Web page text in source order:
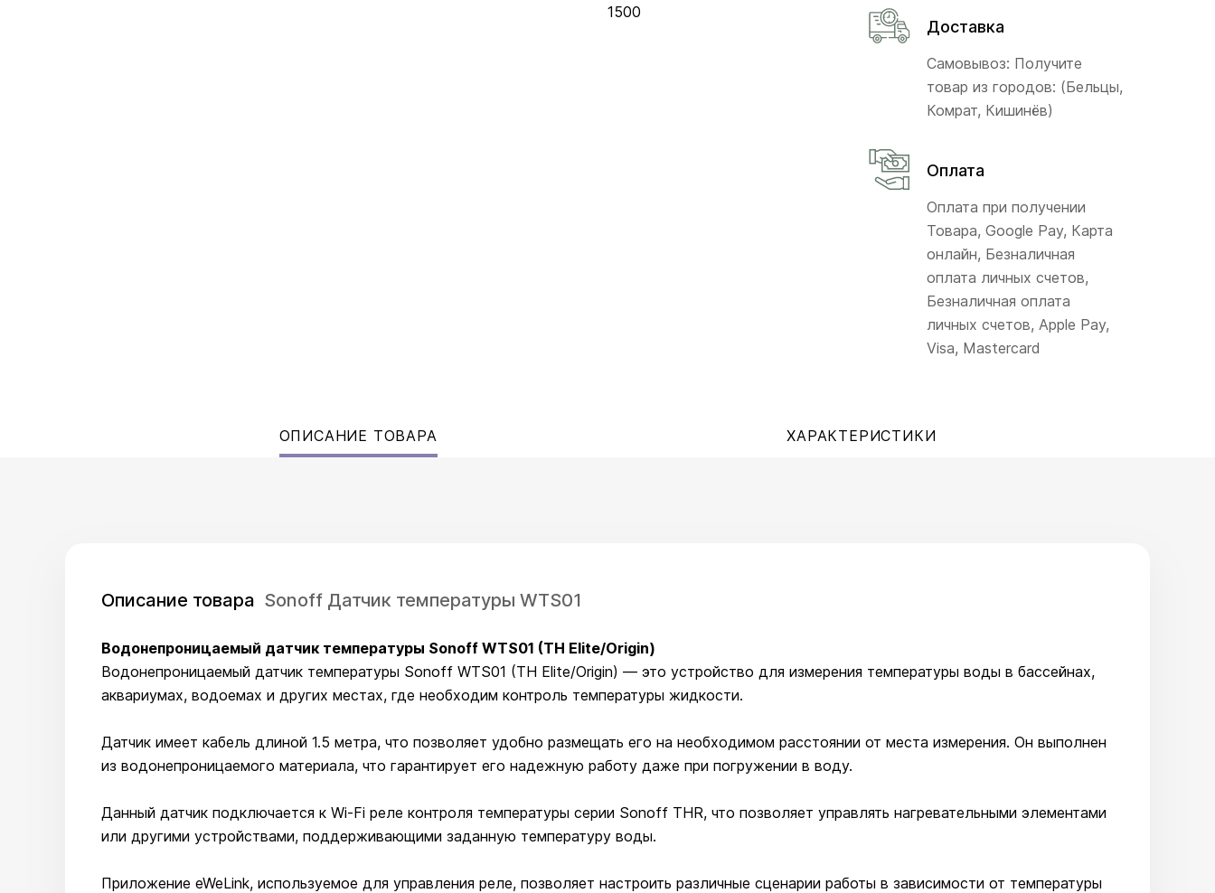
1500
Доставка
Самовывоз: Получите
товар из городов: (Бельцы,
Комрат, Кишинёв)
Оплата
Оплата при получении
Товара, Google Pay, Карта
онлайн, Безналичная
оплата личных счетов,
Безналичная оплата
личных счетов, Apple Pay,
Visa, Mastercard
ОПИСАНИЕ ТОВАРА ХАРАКТЕРИСТИКИ
Описание товара Sonoff Датчик температуры WTS01
Водонепроницаемый датчик температуры Sonoff WTS01 (TH Elite/Origin)
Водонепроницаемый датчик температуры Sonoff WTS01 (TH Elite/Origin) — это устройство для измерения температуры воды в бассейнах,
аквариумах, водоемах и других местах, где необходим контроль температуры жидкости.
Датчик имеет кабель длиной 1.5 метра, что позволяет удобно размещать его на необходимом расстоянии от места измерения. Он выполнен
из водонепроницаемого материала, что гарантирует его надежную работу даже при погружении в воду.
Данный датчик подключается к Wi-Fi реле контроля температуры серии Sonoff THR, что позволяет управлять нагревательными элементами
или другими устройствами, поддерживающими заданную температуру воды.
Приложение eWeLink, используемое для управления реле, позволяет настроить различные сценарии работы в зависимости от температуры